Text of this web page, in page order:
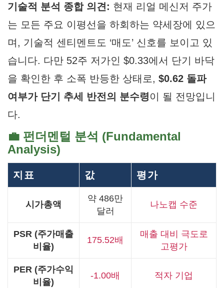
기술적 분석 종합 의견: 현재 리얼 메신저 주가
는 모든 주요 이평선을 하회하는 약세장에 있으
며, 기술적 센티멘트도 ‘매도’ 신호를 보이고 있
습니다. 다만 52주 저가인 $0.33에서 단기 바닥
을 확인한 후 소폭 반등한 상태로, $0.62 돌파
여부가 단기 추세 반전의 분수령이 될 전망입니
다.
💼 펀더멘털 분석 (Fundamental
Analysis)
지표 값 평가
시가총액
약 486만
달러
나노캡 수준
PSR (주가매출
비율)
175.52배
매출 대비 극도로
고평가
PER (주가수익
비율)
-1.00배 적자 기업